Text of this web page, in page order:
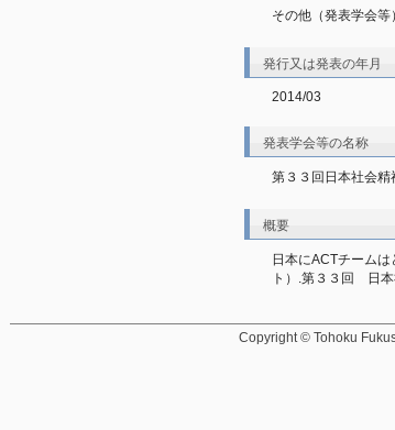
その他（発表学会等）
発行又は発表の年月
2014/03
発表学会等の名称
第３３回日本社会
概要
日本にACTチーム
ト）.第３３回　日